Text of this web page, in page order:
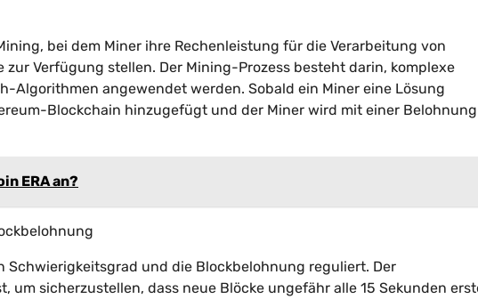
bei dem Miner ihre Rechenleistung für die Verarbeitung von
Verfügung stellen. Der Mining-Prozess besteht darin, komplexe
Algorithmen angewendet werden. Sobald ein Miner eine Lösung
Blockchain hinzugefügt und der Miner wird mit einer
ERA an?
und die Blockbelohnung reguliert. Der
um sicherzustellen, dass neue Blöcke ungefähr alle 15 Sekunden